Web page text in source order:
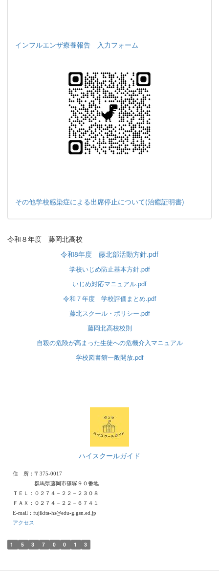
インフルエンザ療養報告 入力フォーム
その他学校感染症による出席停止について(治癒証明書)
令和８年度 藤岡北高校
令和8年度 藤北部活動方針.pdf
学校いじめ防止基本方針.pdf
いじめ対応マニュアル.pdf
令和７年度 学校評価まとめ.pdf
藤北スクール・ポリシー.pdf
藤岡北高校校則
自殺の危険が高まった生徒への危機介入マニュアル
学校図書館一般開放.pdf
ハイスクールガイド
住 所：〒375-0017
群馬県藤岡市篠塚９０番地
ＴＥＬ：０２７４－２２－２３０８
ＦＡＸ：０２７４－２２－６７４１
E-mail：fujikita-hs@edu-g.gsn.ed.jp
アクセス
1 5 3 7 0 0 1 3